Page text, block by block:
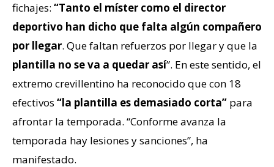
fichajes: “Tanto el míster como el director
deportivo han dicho que falta algún compañero
por llegar. Que faltan refuerzos por llegar y que la
plantilla no se va a quedar así”. En este sentido, el
extremo crevillentino ha reconocido que con 18
efectivos “la plantilla es demasiado corta” para
afrontar la temporada. “Conforme avanza la
temporada hay lesiones y sanciones”, ha
manifestado.